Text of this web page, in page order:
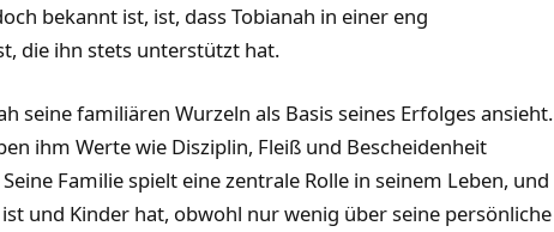
bekannt ist, ist, dass Tobianah in einer eng
die ihn stets unterstützt hat.
seine familiären Wurzeln als Basis seines Erfolges ansieht.
ihm Werte wie Disziplin, Fleiß und Bescheidenheit
Familie spielt eine zentrale Rolle in seinem Leben, und
und Kinder hat, obwohl nur wenig über seine persönliche